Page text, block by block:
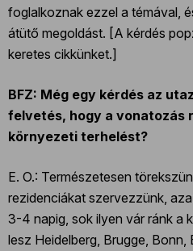
foglalkoznak ezzel a témával,
átütő megoldást. [A kérdés
keretes cikkünket.]
BFZ: Még egy kérdés az
felvetés, hogy a vonatozás
környezeti terhelést?
E. O.: Természetesen
rezidenciákat szervezzünk,
3-4 napig, sok ilyen vár ránk a
lesz Heidelberg, Brugge,